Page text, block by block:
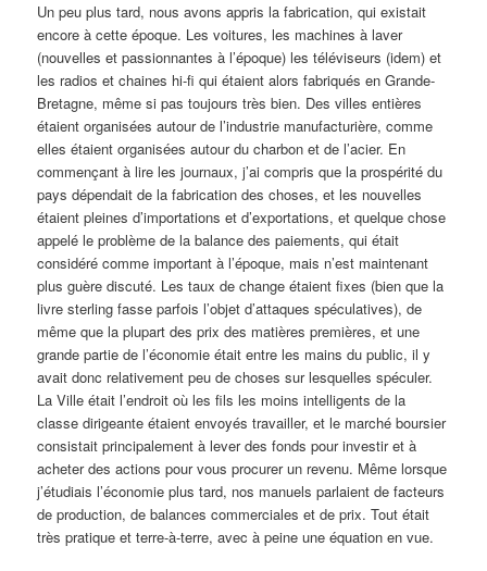
Un peu plus tard, nous avons appris la fabrication, qui existait
encore à cette époque. Les voitures, les machines à laver
(nouvelles et passionnantes à l’époque) les téléviseurs (idem) et
les radios et chaines hi-fi qui étaient alors fabriqués en Grande-
Bretagne, même si pas toujours très bien. Des villes entières
étaient organisées autour de l’industrie manufacturière, comme
elles étaient organisées autour du charbon et de l’acier. En
commençant à lire les journaux, j’ai compris que la prospérité du
pays dépendait de la fabrication des choses, et les nouvelles
étaient pleines d’importations et d’exportations, et quelque chose
appelé le problème de la balance des paiements, qui était
considéré comme important à l’époque, mais n’est maintenant
plus guère discuté. Les taux de change étaient fixes (bien que la
livre sterling fasse parfois l’objet d’attaques spéculatives), de
même que la plupart des prix des matières premières, et une
grande partie de l’économie était entre les mains du public, il y
avait donc relativement peu de choses sur lesquelles spéculer.
La Ville était l’endroit où les fils les moins intelligents de la
classe dirigeante étaient envoyés travailler, et le marché boursier
consistait principalement à lever des fonds pour investir et à
acheter des actions pour vous procurer un revenu. Même lorsque
j’étudiais l’économie plus tard, nos manuels parlaient de facteurs
de production, de balances commerciales et de prix. Tout était
très pratique et terre-à-terre, avec à peine une équation en vue.